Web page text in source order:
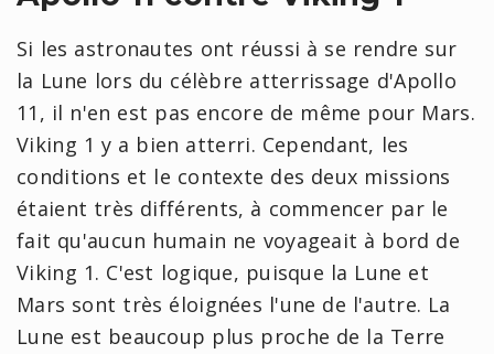
Si les astronautes ont réussi à se rendre sur
la Lune lors du célèbre atterrissage d'Apollo
11, il n'en est pas encore de même pour Mars.
Viking 1 y a bien atterri. Cependant, les
conditions et le contexte des deux missions
étaient très différents, à commencer par le
fait qu'aucun humain ne voyageait à bord de
Viking 1. C'est logique, puisque la Lune et
Mars sont très éloignées l'une de l'autre. La
Lune est beaucoup plus proche de la Terre